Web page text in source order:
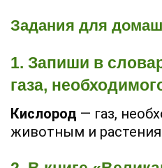
Задания для
1. Запиши в
газа,
Кислород — газ,
животным и